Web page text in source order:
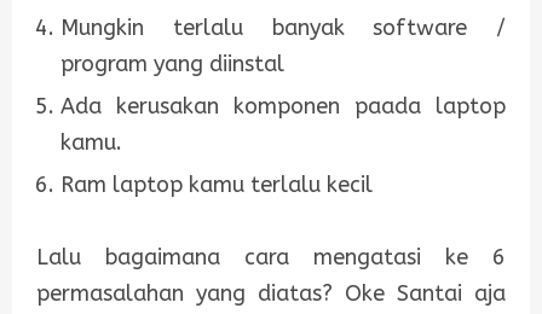
Mungkin terlalu banyak software /
program yang diinstal
Ada kerusakan komponen paada laptop
kamu.
Ram laptop kamu terlalu kecil
Lalu bagaimana cara mengatasi ke 6
permasalahan yang diatas? Oke Santai aja